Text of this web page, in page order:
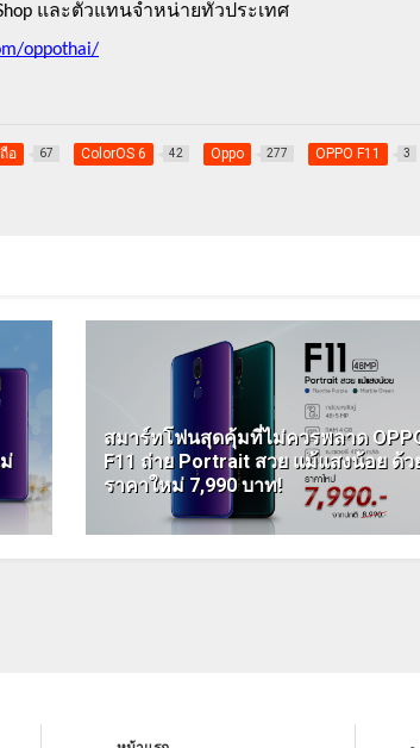
และตัวแทนจำหน่ายทั่วประเทศ
oppothai/
อ 67 ColorOS 6 42 Oppo 277 OPPO F11 3
สมาร์ทโฟนสุดคุ้มที่ไม่ควรพลาด
F11 ถ่าย Portrait สวย แม้แสงน้อย ด้ว
ราคาใหม่ 7,990 บาท!